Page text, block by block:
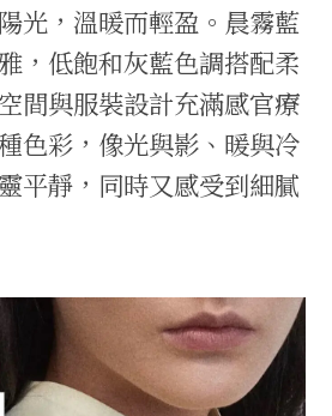
光，溫暖而輕盈。晨霧藍
，低飽和灰藍色調搭配柔
間與服裝設計充滿感官療
色彩，像光與影、暖與冷
平靜，同時又感受到細膩